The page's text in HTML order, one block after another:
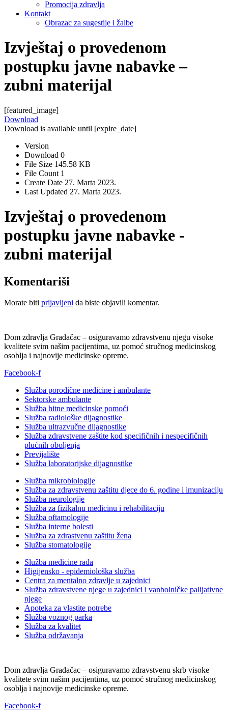
Promocija zdravlja
Kontakt
Obrazac za sugestije i žalbe
Izvještaj o provedenom
postupku javne nabavke –
zubni materijal
[featured_image]
Download
Download is available until [expire_date]
Version
Download 0
File Size 145.58 KB
File Count 1
Create Date 27. Marta 2023.
Last Updated 27. Marta 2023.
Izvještaj o provedenom
postupku javne nabavke -
zubni materijal
Komentariši
Morate biti prijavljeni da biste objavili komentar.
Dom zdravlja Gradačac – osiguravamo zdravstvenu njegu visoke
kvalitete svim našim pacijentima, uz pomoć stručnog medicinskog
osoblja i najnovije medicinske opreme.
Facebook-f
Služba porodične medicine i ambulante
Sektorske ambulante
Služba hitne medicinske pomoći
Služba radiološke dijagnostike
Služba ultrazvučne dijagnostike
Služba zdravstvene zaštite kod specifičnih i nespecifičnih
plućnih oboljenja
Previjalište
Služba laboratorijske dijagnostike
Služba mikrobiologije
Služba za zdravstvenu zaštitu djece do 6. godine i imunizaciju
Služba neurologije
Služba za fizikalnu medicinu i rehabilitaciju
Služba oftamologije
Služba interne bolesti
Služba za zdrastvenu zaštitu žena
Služba stomatologije
Služba medicine rada
Higijensko - epidemiološka služba
Centra za mentalno zdravlje u zajednici
Služba zdravstvene njege u zajednici i vanbolničke palijativne
njege
Apoteka za vlastite potrebe
Služba voznog parka
Služba za kvalitet
Služba održavanja
Dom zdravlja Gradačac – osiguravamo zdravstvenu skrb visoke
kvalitete svim našim pacijentima, uz pomoć stručnog medicinskog
osoblja i najnovije medicinske opreme.
Facebook-f